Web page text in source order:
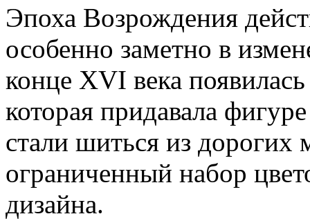
Эпоха Возрождения
особенно заметно в
конце XVI века
которая придавала
стали шиться из дорогих
ограниченный набор
дизайна.